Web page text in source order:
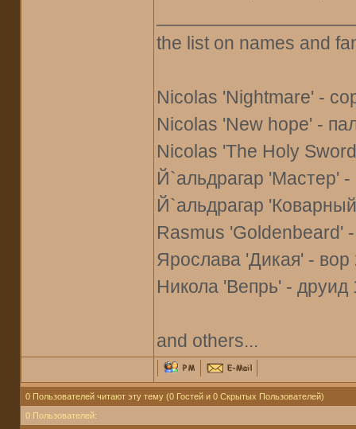
the list on names and
Nicolas 'Nightmare' -
Nicolas 'New hope' -
Nicolas 'The Holy
Й`альдрагар 'Мастер'
Й`альдрагар
Rasmus 'Goldenbeard'
Ярослава 'Дикая' - вор
Никола 'Вепрь' - друид
and others...
0 Пользователей читают эту тему (0 Гостей и 0 Скрытых Пользователей)
0 Пользователей: